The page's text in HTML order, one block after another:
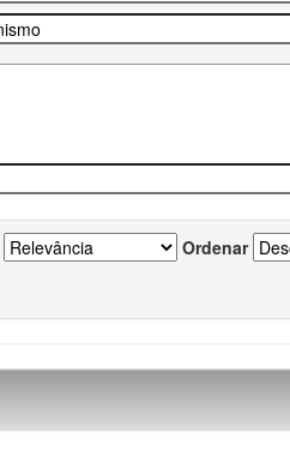
Ordenar